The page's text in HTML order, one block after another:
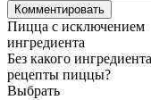
Пицца с исключением
ингредиента
Без какого
рецепты пиццы?
Выбрать